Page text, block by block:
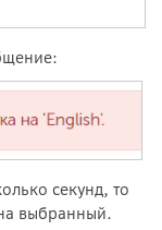
секунд, то
выбранный.